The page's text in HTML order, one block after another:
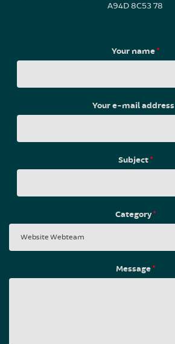
A94D 8C53 78
Your name*
Your e-mail address
Subject*
Category*
Message*